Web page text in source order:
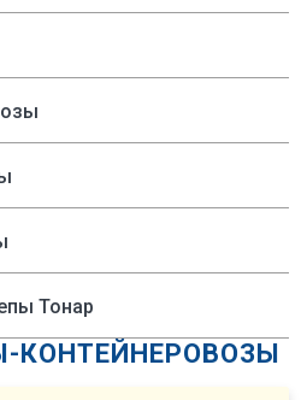
Тонар
КОНТЕЙНЕРОВОЗЫ